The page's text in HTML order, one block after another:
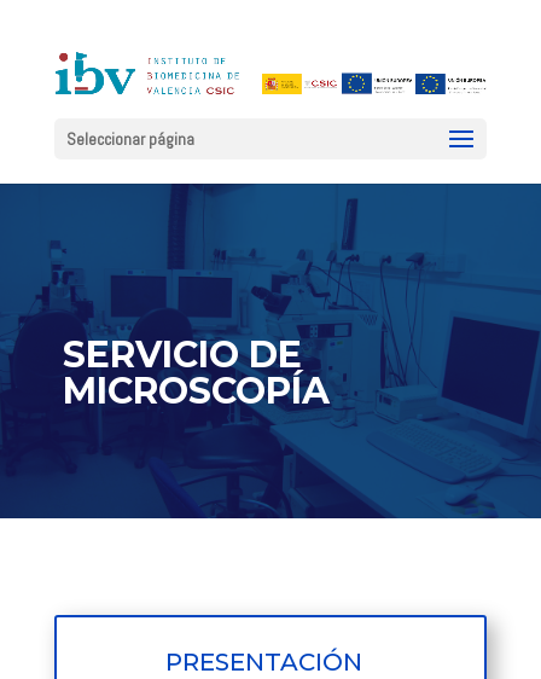
Seleccionar página
SERVICIO DE
MICROSCOPÍA
PRESENTACIÓN